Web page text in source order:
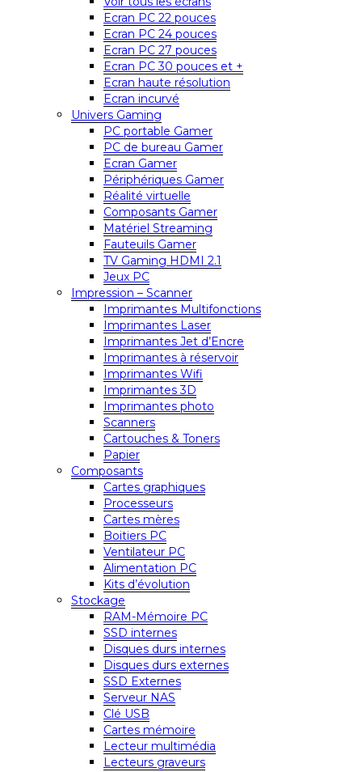
Ecran PC 22 pouces
Ecran PC 24 pouces
Ecran PC 27 pouces
Ecran PC 30 pouces et +
Ecran haute résolution
Ecran incurvé
Univers Gaming
PC portable Gamer
PC de bureau Gamer
Ecran Gamer
Périphériques Gamer
Réalité virtuelle
Composants Gamer
Matériel Streaming
Fauteuils Gamer
TV Gaming HDMI 2.1
Jeux PC
Impression – Scanner
Imprimantes Multifonctions
Imprimantes Laser
Imprimantes Jet d’Encre
Imprimantes à réservoir
Imprimantes Wifi
Imprimantes 3D
Imprimantes photo
Scanners
Cartouches & Toners
Papier
Composants
Cartes graphiques
Processeurs
Cartes mères
Boitiers PC
Ventilateur PC
Alimentation PC
Kits d’évolution
Stockage
RAM-Mémoire PC
SSD internes
Disques durs internes
Disques durs externes
SSD Externes
Serveur NAS
Clé USB
Cartes mémoire
Lecteur multimédia
Lecteurs graveurs